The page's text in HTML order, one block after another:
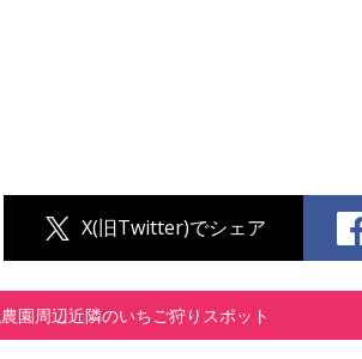
X(旧Twitter)でシェア
園周辺近隣のいちご狩りスポット